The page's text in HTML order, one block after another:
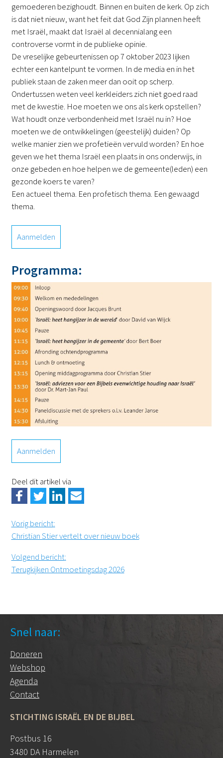
gemoederen bezighoudt. Binnen en buiten de kerk. Op zich
is dat niet nieuw, want het feit dat God Zijn plannen heeft
met Israël, maakt dat Israël al decennialang een
controverse vormt in de publieke opinie.
De vreselijke gebeurtenissen op 7 oktober 2023 lijken
echter een kantelpunt te vormen. In de media en in het
publiek staan de zaken meer dan ooit op scherp.
Ondertussen weten veel kerkleiders zich niet goed raad
met de kwestie. Hoe moeten we ons als kerk opstellen?
Wat houdt onze verbondenheid met Israël nu in? Hoe
moeten we de ontwikkelingen (geestelijk) duiden? Op
welke manier zien we profetieën vervuld worden? En hoe
geven we het thema Israël een plaats in ons onderwijs, in
onze gebeden en hoe helpen we de gemeente(leden) een
gezonde koers te varen?
Een actueel thema. Een profetisch thema. Een gewaagd
thema.
Aanmelden
Programma:
Aanmelden
Deel dit artikel via
Vorig bericht:
Christian Stier vertelt over nieuw boek
Volgend bericht:
Terugkijken Ontmoetingsdag 2026
Snel naar:
Doneren
Webshop
Agenda
Contact
STICHTING ISRAËL EN DE BIJBEL
Postbus 16
3480 DA Harmelen